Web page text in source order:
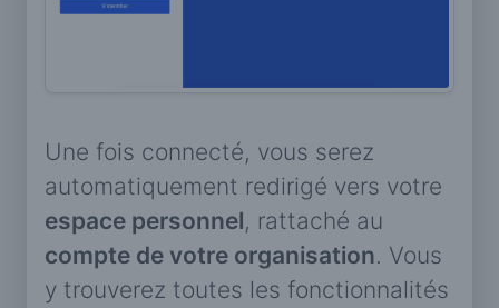
Une fois connecté, vous serez
automatiquement redirigé vers votre
espace personnel, rattaché au
compte de votre organisation. Vous
y trouverez toutes les fonctionnalités